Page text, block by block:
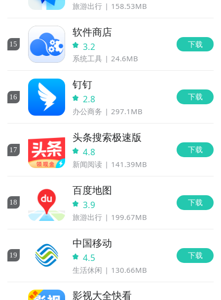
旅游出行 158.53MB
15
软件商店
3.2
系统工具 24.6MB
下载
16
钉钉
2.8
办公商务 297.1MB
下载
17
头条搜索极速版
4.8
新闻阅读 141.39MB
下载
18
百度地图
3.9
旅游出行 199.67MB
下载
19
中国移动
4.5
生活休闲 130.66MB
下载
影视大全快看